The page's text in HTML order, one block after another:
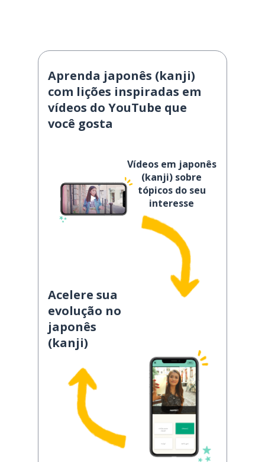
Aprenda japonês (kanji)
com lições inspiradas em
vídeos do YouTube que
você gosta
Vídeos em japonês
(kanji) sobre
tópicos do seu
interesse
Acelere sua
evolução no
japonês
(kanji)